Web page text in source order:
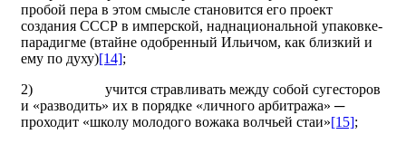
пробой пера в этом смысле становится его проект
создания СССР в имперской, наднациональной упаковке-
парадигме (втайне одобренный Ильичом, как близкий и
ему по духу)[14];
2)
учится стравливать между собой сугесторов
и «разводить» их в порядке «личного арбитража» ─
проходит «школу молодого вожака волчьей стаи»[15];